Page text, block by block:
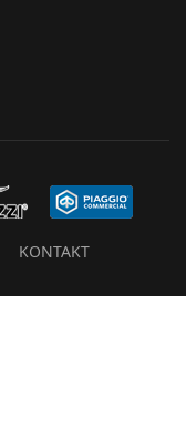
KONTAKT